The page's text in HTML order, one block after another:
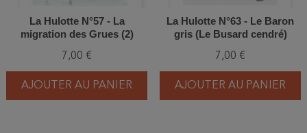
La Hulotte N°57 - La
migration des Grues (2)
7,00 €
AJOUTER AU PANIER
La Hulotte N°63 - Le Baron
gris (Le Busard cendré)
7,00 €
AJOUTER AU PANIER